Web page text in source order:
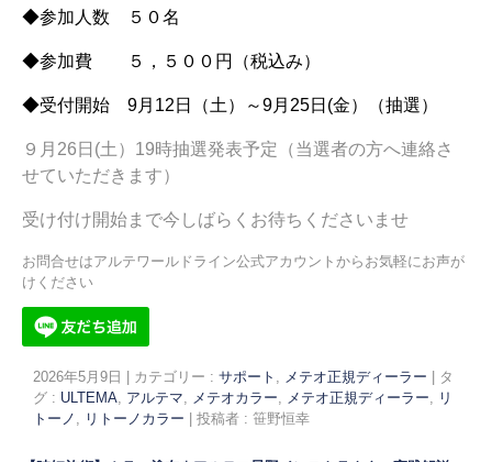
◆参加人数 ５０名
◆参加費 ５，５００円（税込み）
◆受付開始 9月12日（土）～9月25日(金）（抽選）
９月26日(土）19時抽選発表予定（当選者の方へ連絡さ
せていただきます）
受け付け開始まで今しばらくお待ちくださいませ
お問合せはアルテワールドライン公式アカウントからお気軽にお声が
けください
2026年5月9日 | カテゴリー : サポート メテオ正規ディーラー | タ
グ : ULTEMA アルテマ メテオカラー メテオ正規ディーラー
リ
トーノ
リトーノカラー | 投稿者 : 笹野恒幸